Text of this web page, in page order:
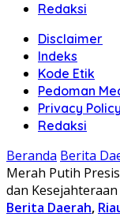
Redaksi
Disclaimer
Indeks
Kode Etik
Pedoman
Privacy Policy
Redaksi
Beranda Berita
Merah Putih
dan
Berita Daerah,